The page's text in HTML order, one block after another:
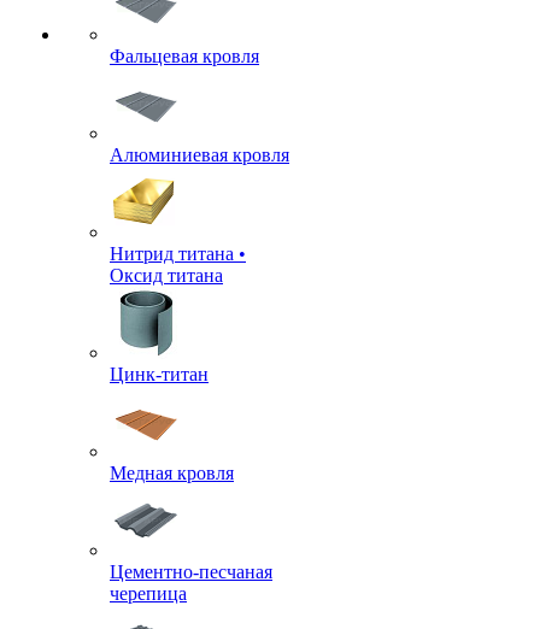
Фальцевая кровля
Алюминиевая кровля
Нитрид титана •
Оксид титана
Цинк-титан
Медная кровля
Цементно-песчаная
черепица